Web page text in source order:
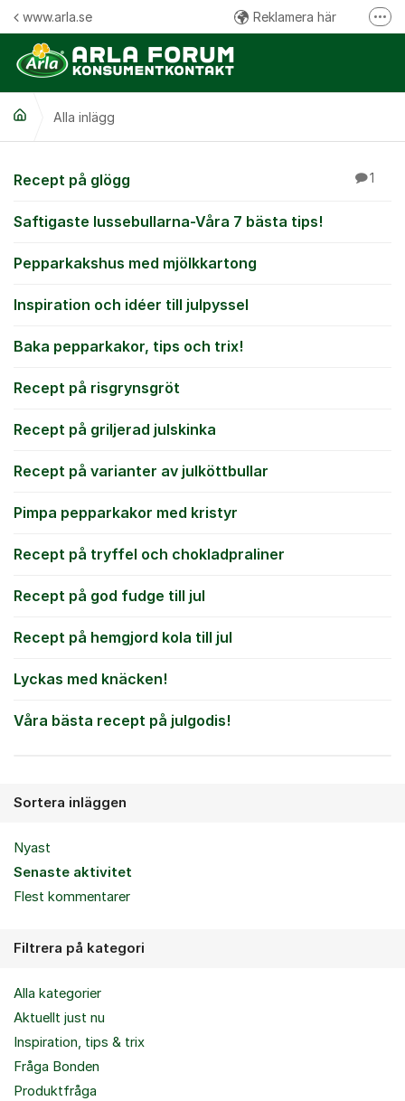
Hoppa till innehåll
www.arla.se Reklamera här
Följ oss på Facebook
Alla inlägg
Alla inlägg
Recept på glögg 1
Saftigaste lussebullarna-Våra 7 bästa tips!
Pepparkakshus med mjölkkartong
Inspiration och idéer till julpyssel
Baka pepparkakor, tips och trix!
Recept på risgrynsgröt
Recept på griljerad julskinka
Recept på varianter av julköttbullar
Pimpa pepparkakor med kristyr
Recept på tryffel och chokladpraliner
Recept på god fudge till jul
Recept på hemgjord kola till jul
Lyckas med knäcken!
Våra bästa recept på julgodis!
Sortera inläggen
Nyast
Senaste aktivitet
Flest kommentarer
Filtrera på kategori
Alla kategorier
Aktuellt just nu
Inspiration, tips & trix
Fråga Bonden
Produktfråga